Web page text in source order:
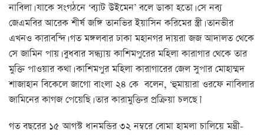
নাবিলা। যাকে সংগঠনে ‘ব্যাট উইমেন’ বলে ডাকা হতো। সে নব্য
জেএমবির আরেক শীর্ষ জঙ্গি তানভির ইয়াসিন করিমের স্ত্রী। তানভীর
এখনও কারাবন্দি। গত মঙ্গলবার ঢাকা মহানগর দায়রা জজ আদালত থেকে
সে জামিন পায়। বুধবার সন্ধ্যায় কাশিমপুরের মহিলা কারাগার থেকে তার
মুক্তি পাওয়ার কথা। কাশিমপুর মহিলা কারাগারের জেল সুপার মোহাম্মদ
শাজাহান বিকেলে জাগো বাংলা ২৪ কে বলেন, ‘হুমায়ারা ওরফে নাবিলার
জামিনের কাগজ পেয়েছি। তার কারামুক্তির প্রক্রিয়া চলছে।’
গত বছরের ১৫ আগস্ট ধানমন্ডির ৩২ নম্বরে বোমা হামলা চালিয়ে মন্ত্রী-